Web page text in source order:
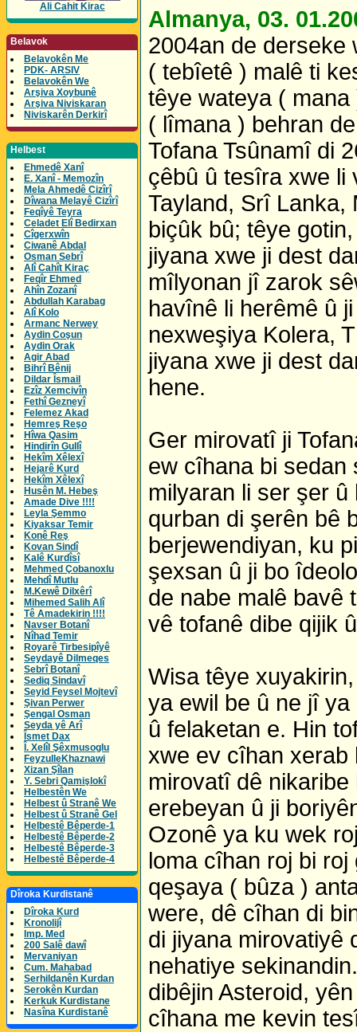
Ali Cahit Kirac
Belavok
Belavokên Me
PDK- ARSIV
Belavokên We
Arşiva Xoybunê
Arşiva Niviskaran
Niviskarên Derkirî
Helbest
Ehmedê Xanî
E. Xanî - Memozîn
Mela Ahmedê Cizîrî
Dîwana Melayê Cizîrî
Feqîyê Teyra
Celadet Elî Bedirxan
Cîgerxwîn
Ciwanê Abdal
Osman Sebrî
Alî Cahît Kiraç
Feqîr Ehmed
Ahîn Zozanî
Abdullah Karabag
Alî Kolo
Armanc Nerwey
Aydin Coşun
Aydin Orak
Agir Abad
Bihrî Bênij
Dildar Îsmail
Ezîz Xemcivîn
Fethî Gezneyî
Felemez Akad
Hemreş Reşo
Hîwa Qasim
Hindirîn Gullî
Hekîm Xêlexî
Hejarê Kurd
Hekîm Xêlexî
Husên M. Hebeş
Amade Dive !!!!
Leyla Şemmo
Kiyaksar Temir
Konê Reş
Kovan Sindî
Kalê Kurdîsî
Mehmed Çobanoxlu
Mehdî Mutlu
M.Kewê Dilxêrî
Mihemed Salih Alî
Tê Amadekirin !!!!
Navser Botanî
Nîhad Temir
Royarê Tirbesipîyê
Seydayê Dilmeqes
Sebrî Botanî
Sediq Sindavî
Seyid Feysel Mojtevî
Şivan Perwer
Şengal Osman
Seyda yê Arî
Îsmet Dax
Î. Xelîl Şêxmusoglu
FeyzulleKhaznawi
Xizan Şîlan
Y. Sebri Qamişlokî
Helbestên We
Helbest û Stranê We
Helbest û Stranê Gel
Helbestê Bêperde-1
Helbestê Bêperde-2
Helbestê Bêperde-3
Helbestê Bêperde-4
Dîroka Kurdistanê
Dîroka Kurd
Kronolijî
Imp. Med
200 Salê dawî
Mervaniyan
Cum. Mahabad
Serhildanên Kurdan
Serokên Kurdan
Kerkuk Kurdistane
Nasîna Kurdistanê
Almanya, 03.
2004an de derseke
( tebîetê ) malê ti
têye wateya (
( lîmana ) behran
Tofana Tsûnamî di
çêbû û tesîra xwe li
Tayland, Srî Lanka,
biçûk bû; têye
jiyana xwe ji dest
mîlyonan jî zarok
havînê li herêmê û
nexweşiya Kolera,
jiyana xwe ji dest
hene.
Ger mirovatî ji
ew cîhana bi sedan
milyaran li ser şer
qurban di şerên bê
berjewendiyan, ku
şexsan û ji bo
de nabe malê bavê
vê tofanê dibe qijik
Wisa têye
ya ewil be û ne jî
û felaketan e. Hin
xwe ev cîhan xerab
mirovatî dê
erebeyan û ji
Ozonê ya ku wek
loma cîhan roj bi
qeşaya ( bûza )
were, dê cîhan di
di jiyana mirovatiyê
nehatiye
dibêjin Asteroid,
cîhana me kevin